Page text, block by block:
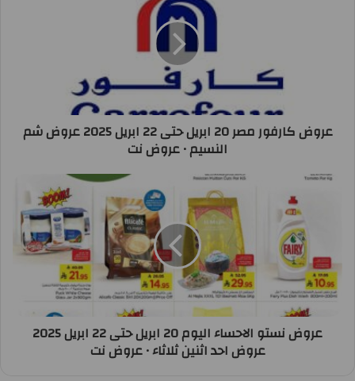
عروض كارفور مصر 20 ابريل حتى 22 ابريل 2025 عروض شم
النسيم • عروض نت
عروض نستو الاحساء اليوم 20 ابريل حتى 22 ابريل 2025
عروض احد اثنين ثلاثاء • عروض نت